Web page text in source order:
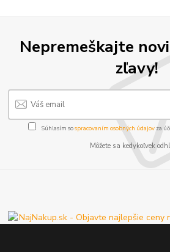
Nepremeškajte
zľavy!
Súhlasím sospracovaním osobných údajov za
Môžete sa kedykoľvek